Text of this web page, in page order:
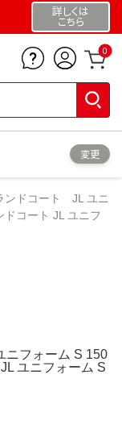
詳しくは
こちら
0
変更
ドコート JL ユニ
コート JL ユニフ